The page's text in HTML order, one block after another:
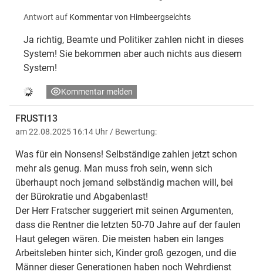
Antwort auf Kommentar von Himbeergselchts
Ja richtig, Beamte und Politiker zahlen nicht in dieses
System! Sie bekommen aber auch nichts aus diesem
System!
Kommentar melden
FRUSTI13
am 22.08.2025 16:14 Uhr / Bewertung:
Was für ein Nonsens! Selbständige zahlen jetzt schon
mehr als genug. Man muss froh sein, wenn sich
überhaupt noch jemand selbständig machen will, bei
der Bürokratie und Abgabenlast!
Der Herr Fratscher suggeriert mit seinen Argumenten,
dass die Rentner die letzten 50-70 Jahre auf der faulen
Haut gelegen wären. Die meisten haben ein langes
Arbeitsleben hinter sich, Kinder groß gezogen, und die
Männer dieser Generationen haben noch Wehrdienst